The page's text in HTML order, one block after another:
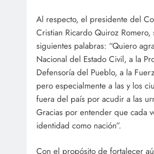
Al respecto, el presidente del
Cristian Ricardo Quiroz
siguientes palabras: “Quiero
Nacional del Estado Civil, a la
Defensoría del Pueblo, a la
pero especialmente a las y los
fuera del país por acudir a las
Gracias por entender que cada
identidad como nación”.
Con el propósito de fortalecer